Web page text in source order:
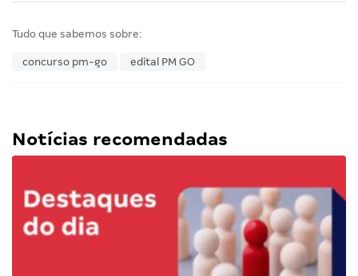
Tudo que sabemos sobre:
concurso pm-go edital PM GO
Notícias recomendadas